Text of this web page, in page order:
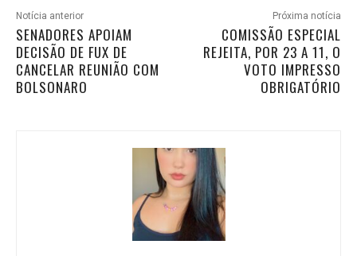
Notícia anterior
SENADORES APOIAM
DECISÃO DE FUX DE
CANCELAR REUNIÃO COM
BOLSONARO
Próxima notícia
COMISSÃO ESPECIAL
REJEITA, POR 23 A 11, O
VOTO IMPRESSO
OBRIGATÓRIO